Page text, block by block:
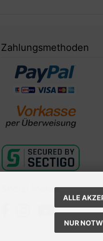
Zahlungsmethoden
Social Media
ALLE
NUR